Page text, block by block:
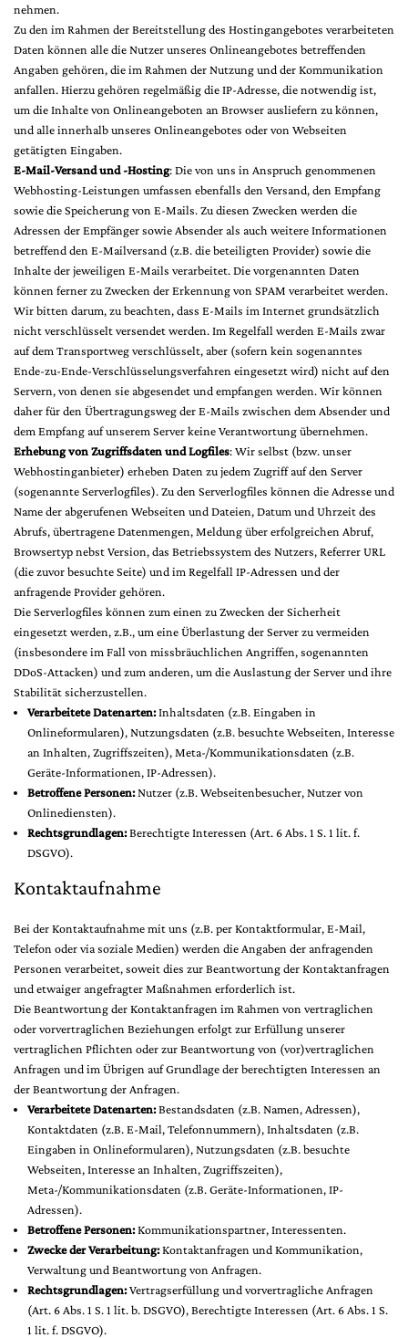
nehmen.
Zu den im Rahmen der Bereitstellung des Hostingangebotes verarbeiteten
Daten können alle die Nutzer unseres Onlineangebotes betreffenden
Angaben gehören, die im Rahmen der Nutzung und der Kommunikation
anfallen. Hierzu gehören regelmäßig die IP-Adresse, die notwendig ist,
um die Inhalte von Onlineangeboten an Browser ausliefern zu können,
und alle innerhalb unseres Onlineangebotes oder von Webseiten
getätigten Eingaben.
E-Mail-Versand und -Hosting: Die von uns in Anspruch genommenen
Webhosting-Leistungen umfassen ebenfalls den Versand, den Empfang
sowie die Speicherung von E-Mails. Zu diesen Zwecken werden die
Adressen der Empfänger sowie Absender als auch weitere Informationen
betreffend den E-Mailversand (z.B. die beteiligten Provider) sowie die
Inhalte der jeweiligen E-Mails verarbeitet. Die vorgenannten Daten
können ferner zu Zwecken der Erkennung von SPAM verarbeitet werden.
Wir bitten darum, zu beachten, dass E-Mails im Internet grundsätzlich
nicht verschlüsselt versendet werden. Im Regelfall werden E-Mails zwar
auf dem Transportweg verschlüsselt, aber (sofern kein sogenanntes
Ende-zu-Ende-Verschlüsselungsverfahren eingesetzt wird) nicht auf den
Servern, von denen sie abgesendet und empfangen werden. Wir können
daher für den Übertragungsweg der E-Mails zwischen dem Absender und
dem Empfang auf unserem Server keine Verantwortung übernehmen.
Erhebung von Zugriffsdaten und Logfiles: Wir selbst (bzw. unser
Webhostinganbieter) erheben Daten zu jedem Zugriff auf den Server
(sogenannte Serverlogfiles). Zu den Serverlogfiles können die Adresse und
Name der abgerufenen Webseiten und Dateien, Datum und Uhrzeit des
Abrufs, übertragene Datenmengen, Meldung über erfolgreichen Abruf,
Browsertyp nebst Version, das Betriebssystem des Nutzers, Referrer URL
(die zuvor besuchte Seite) und im Regelfall IP-Adressen und der
anfragende Provider gehören.
Die Serverlogfiles können zum einen zu Zwecken der Sicherheit
eingesetzt werden, z.B., um eine Überlastung der Server zu vermeiden
(insbesondere im Fall von missbräuchlichen Angriffen, sogenannten
DDoS-Attacken) und zum anderen, um die Auslastung der Server und ihre
Stabilität sicherzustellen.
Verarbeitete Datenarten:Inhaltsdaten (z.B. Eingaben in
Onlineformularen), Nutzungsdaten (z.B. besuchte Webseiten, Interesse
an Inhalten, Zugriffszeiten), Meta-/Kommunikationsdaten (z.B.
Geräte-Informationen, IP-Adressen).
Betroffene Personen:Nutzer (z.B. Webseitenbesucher, Nutzer von
Onlinediensten).
Rechtsgrundlagen:Berechtigte Interessen (Art. 6 Abs. 1 S. 1 lit. f.
DSGVO).
Kontaktaufnahme
Bei der Kontaktaufnahme mit uns (z.B. per Kontaktformular, E-Mail,
Telefon oder via soziale Medien) werden die Angaben der anfragenden
Personen verarbeitet, soweit dies zur Beantwortung der Kontaktanfragen
und etwaiger angefragter Maßnahmen erforderlich ist.
Die Beantwortung der Kontaktanfragen im Rahmen von vertraglichen
oder vorvertraglichen Beziehungen erfolgt zur Erfüllung unserer
vertraglichen Pflichten oder zur Beantwortung von (vor)vertraglichen
Anfragen und im Übrigen auf Grundlage der berechtigten Interessen an
der Beantwortung der Anfragen.
Verarbeitete Datenarten:Bestandsdaten (z.B. Namen, Adressen),
Kontaktdaten (z.B. E-Mail, Telefonnummern), Inhaltsdaten (z.B.
Eingaben in Onlineformularen), Nutzungsdaten (z.B. besuchte
Webseiten, Interesse an Inhalten, Zugriffszeiten),
Meta-/Kommunikationsdaten (z.B. Geräte-Informationen, IP-
Adressen).
Betroffene Personen:Kommunikationspartner, Interessenten.
Zwecke der Verarbeitung:Kontaktanfragen und Kommunikation,
Verwaltung und Beantwortung von Anfragen.
Rechtsgrundlagen:Vertragserfüllung und vorvertragliche Anfragen
(Art. 6 Abs. 1 S. 1 lit. b. DSGVO), Berechtigte Interessen (Art. 6 Abs. 1 S.
1 lit. f. DSGVO).